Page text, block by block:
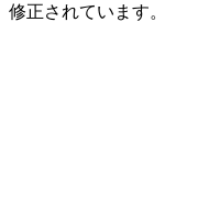
修正されています。